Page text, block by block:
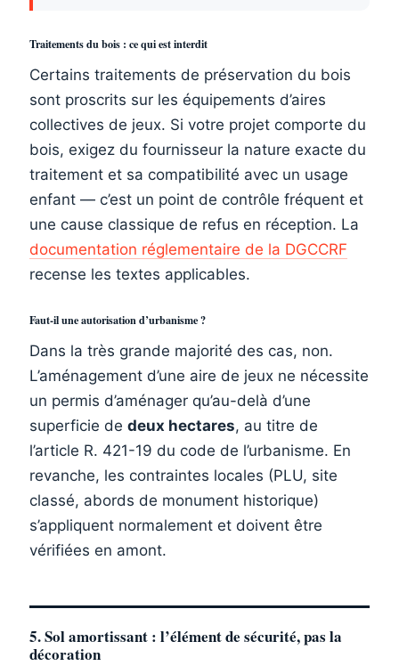
Traitements du bois : ce qui est interdit
Certains traitements de préservation du bois
sont proscrits sur les équipements d’aires
collectives de jeux. Si votre projet comporte du
bois, exigez du fournisseur la nature exacte du
traitement et sa compatibilité avec un usage
enfant — c’est un point de contrôle fréquent et
une cause classique de refus en réception. La
documentation réglementaire de la DGCCRF
recense les textes applicables.
Faut-il une autorisation d’urbanisme ?
Dans la très grande majorité des cas, non.
L’aménagement d’une aire de jeux ne nécessite
un permis d’aménager qu’au-delà d’une
superficie de deux hectares, au titre de
l’article R. 421-19 du code de l’urbanisme. En
revanche, les contraintes locales (PLU, site
classé, abords de monument historique)
s’appliquent normalement et doivent être
vérifiées en amont.
5. Sol amortissant : l’élément de sécurité, pas la
décoration